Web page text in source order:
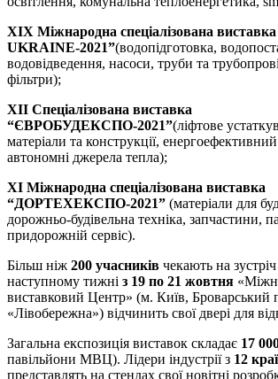
XIX Міжнародна спеціалізована
UKRAINE-2021”(водопідготовка,
водовідведення, насоси, труби та
фільтри);
XII Спеціалізована виставка
“ЄВРОБУДЕКСПО-2021”(ліфтове
матеріали та конструкції,
автономні джерела тепла);
XІ Міжнародна спеціалізована виставка
“ДОРТЕХЕКСПО-2021” (матеріали для
дорожньо‑будівельна техніка, запчастини,
придорожній сервіс).
Більш ніж 200 учасників чекають на
наступному тижні з 19 по 21 жовтня
виставковий Центр» (м. Київ, Броварський
«Лівобережна») відчинить свої двері для
Загальна експозиція виставок складає 17
павільйони МВЦ). Лідери індустрії з 12
представлять на стендах свої новітні